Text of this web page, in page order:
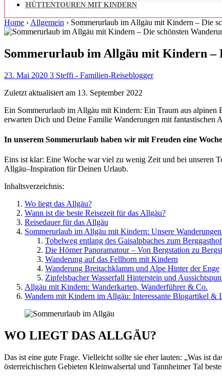
HÜTTENTOUREN MIT KINDERN
Home › Allgemein › Sommerurlaub im Allgäu mit Kindern – Die
Sommerurlaub im Allgäu mit Kindern –
23. Mai 2020 3 Steffi - Familien-Reiseblogger
Zuletzt aktualisiert am 13. September 2022
Ein Sommerurlaub im Allgäu mit Kindern: Ein Traum aus
erwarten Dich und Deine Familie Wanderungen mit fantastischen
In unserem Sommerurlaub haben wir mit Freuden eine
Eins ist klar: Eine Woche war viel zu wenig Zeit und bei unseren
Allgäu–Inspiration für Deinen Urlaub.
Inhaltsverzeichnis:
Wo liegt das Allgäu?
Wann ist die beste Reisezeit für das Allgäu?
Reisedauer für das Allgäu
Sommerurlaub im Allgäu mit Kindern: Unsere
Tobelweg entlang des Gaisalpbaches zum
Die Hörner Panoramatour – Von Bergstation zu
Wanderung auf das Fellhorn mit Kindern
Wanderung Breitachklamm und Alpe Hinter der Enge
Zipfelsbacher Wasserfall Hinterstein und
Allgäu mit Kindern: Wanderkarten, Wanderführer & Co.
Wandern mit Kindern im Allgäu: Interessante Blogartikel &
WO LIEGT DAS ALLGÄU?
Das ist eine gute Frage. Vielleicht sollte sie eher lauten: „Was ist
österreichischen Gebieten Kleinwalsertal und Tannheimer Tal